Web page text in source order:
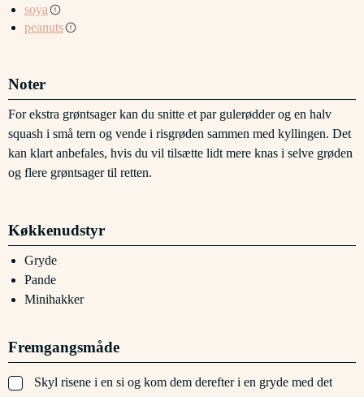
soya
peanuts
Noter
For ekstra grøntsager kan du snitte et par gulerødder og en halv
squash i små tern og vende i risgrøden sammen med kyllingen. Det
kan klart anbefales, hvis du vil tilsætte lidt mere knas i selve grøden
og flere grøntsager til retten.
Køkkenudstyr
Gryde
Pande
Minihakker
Fremgangsmåde
▢
Skyl risene i en si og kom dem derefter i en gryde med det